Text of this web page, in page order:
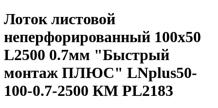
Лоток листовой
неперфорированный 100х50
L2500 0.7мм "Быстрый
монтаж ПЛЮС" LNplus50-
100-0.7-2500 КМ PL2183